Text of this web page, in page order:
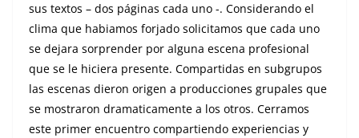
sus textos – dos páginas cada uno -. Considerando el
clima que habiamos forjado solicitamos que cada uno
se dejara sorprender por alguna escena profesional
que se le hiciera presente. Compartidas en subgrupos
las escenas dieron origen a producciones grupales que
se mostraron dramaticamente a los otros. Cerramos
este primer encuentro compartiendo experiencias y